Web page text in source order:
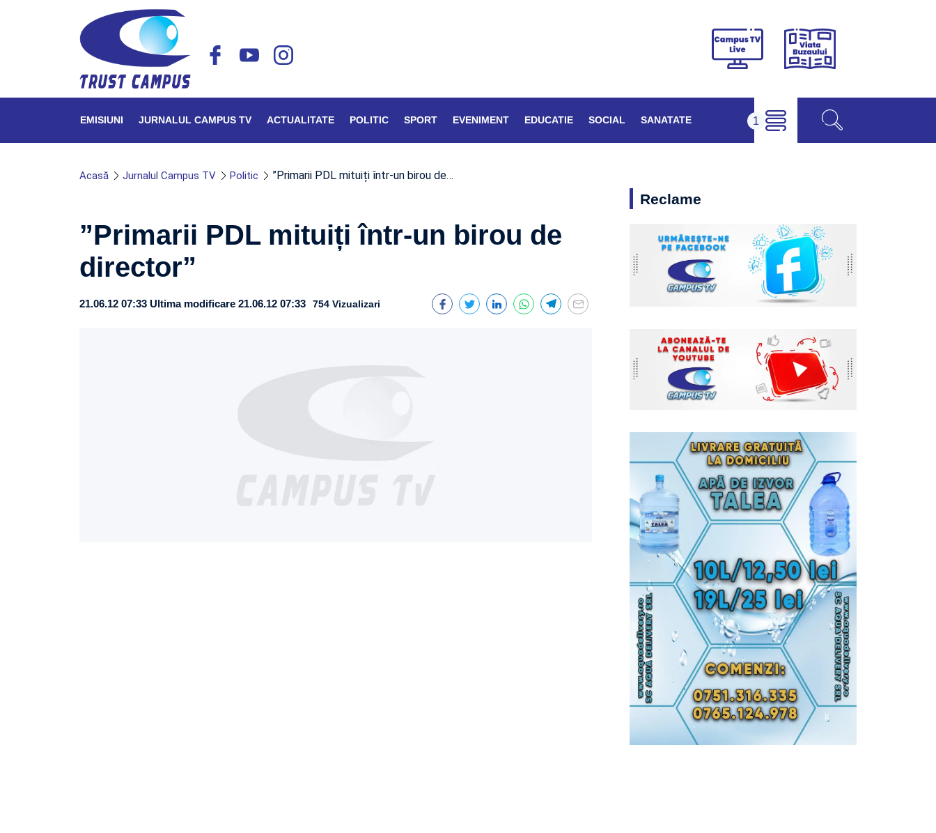
Campus
Viața
EMISIUNI JURNALUL CAMPUS TV ACTUALITATE POLITIC SPORT EVENIMENT EDUCATIE SOCIAL SANATATE
Acasă Jurnalul Campus TV Politic ”Primarii PDL mituiți într-un birou de…
”Primarii PDL mituiți într-un birou de
director”
21.06.12 07:33 Ultima modificare 21.06.12 07:33 754 Vizualizari
Reclame